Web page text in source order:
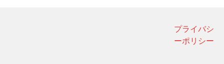
プライバシ
ーポリシー